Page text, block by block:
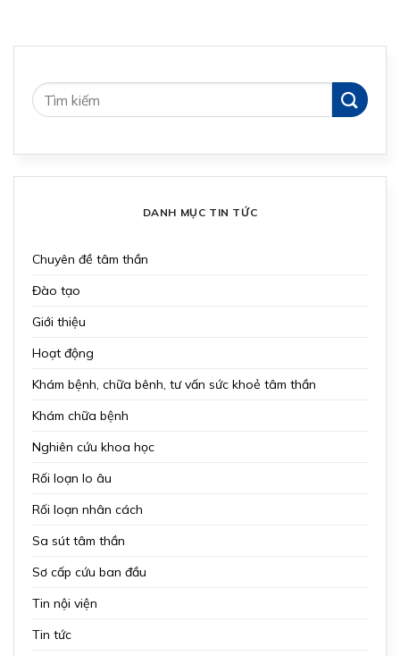
DANH MỤC TIN TỨC
Chuyên đề tâm thần
Đào tạo
Giới thiệu
Hoạt động
Khám bệnh, chữa bênh, tư vấn sức khoẻ tâm thần
Khám chữa bệnh
Nghiên cứu khoa học
Rối loạn lo âu
Rối loạn nhân cách
Sa sút tâm thần
Sơ cấp cứu ban đầu
Tin nội viện
Tin tức